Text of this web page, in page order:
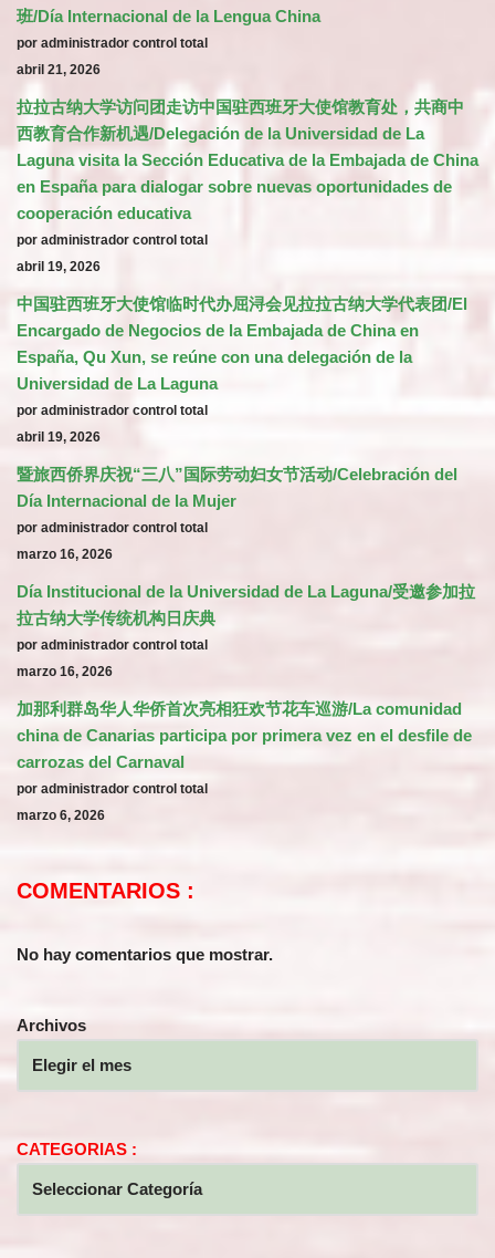
班/Día Internacional de la Lengua China
por administrador control total
abril 21, 2026
拉拉古纳大学访问团走访中国驻西班牙大使馆教育处，共商中
西教育合作新机遇/Delegación de la Universidad de La
Laguna visita la Sección Educativa de la Embajada de China
en España para dialogar sobre nuevas oportunidades de
cooperación educativa
por administrador control total
abril 19, 2026
中国驻西班牙大使馆临时代办屈浔会见拉拉古纳大学代表团/El
Encargado de Negocios de la Embajada de China en
España, Qu Xun, se reúne con una delegación de la
Universidad de La Laguna
por administrador control total
abril 19, 2026
暨旅西侨界庆祝“三八”国际劳动妇女节活动/Celebración del
Día Internacional de la Mujer
por administrador control total
marzo 16, 2026
Día Institucional de la Universidad de La Laguna/受邀参加拉
拉古纳大学传统机构日庆典
por administrador control total
marzo 16, 2026
加那利群岛华人华侨首次亮相狂欢节花车巡游/La comunidad
china de Canarias participa por primera vez en el desfile de
carrozas del Carnaval
por administrador control total
marzo 6, 2026
COMENTARIOS :
No hay comentarios que mostrar.
Archivos
CATEGORIAS :